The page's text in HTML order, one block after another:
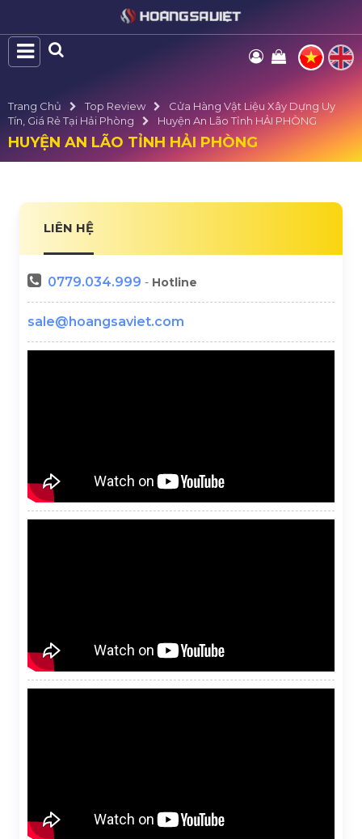
Trang Chủ Top Review
Cửa Hàng Vật Liệu Xây Dựng Uy
Tín, Giá Rẻ Tại Hải Phòng
Huyện An Lão Tỉnh HẢI PHÒNG
HUYỆN AN LÃO TỈNH HẢI PHÒNG
LIÊN HỆ
0779.034.999 - Hotline
sale@hoangsaviet.com